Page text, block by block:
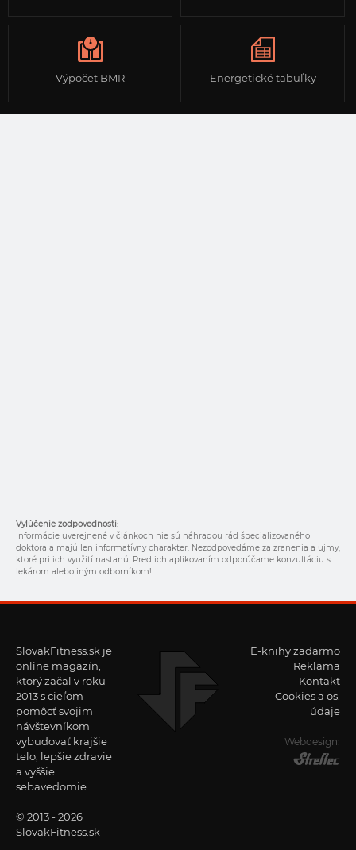
Výpočet BMR Energetické tabuľky
Vylúčenie zodpovednosti:
Informácie uverejnené v článkoch nie sú náhradou rád špecializovaného
doktora a majú len informatívny charakter. Nezodpovedáme za zranenia a ujmy,
ktoré pri ich využití nastanú. Pred ich aplikovaním odporúčame konzultáciu s
lekárom alebo iným odborníkom!
SlovakFitness.sk je
online magazín,
ktorý začal v roku
2013 s cieľom
pomôcť svojim
návštevníkom
vybudovať krajšie
telo, lepšie zdravie
a vyššie
sebavedomie.
© 2013 - 2026
SlovakFitness.sk
E-knihy zadarmo
Reklama
Kontakt
Cookies a os.
údaje
Webdesign: